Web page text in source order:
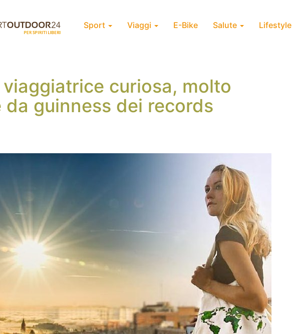
Sport Viaggi E-Bike Salute Lifestyle
viaggiatrice curiosa, molto
da guinness dei records